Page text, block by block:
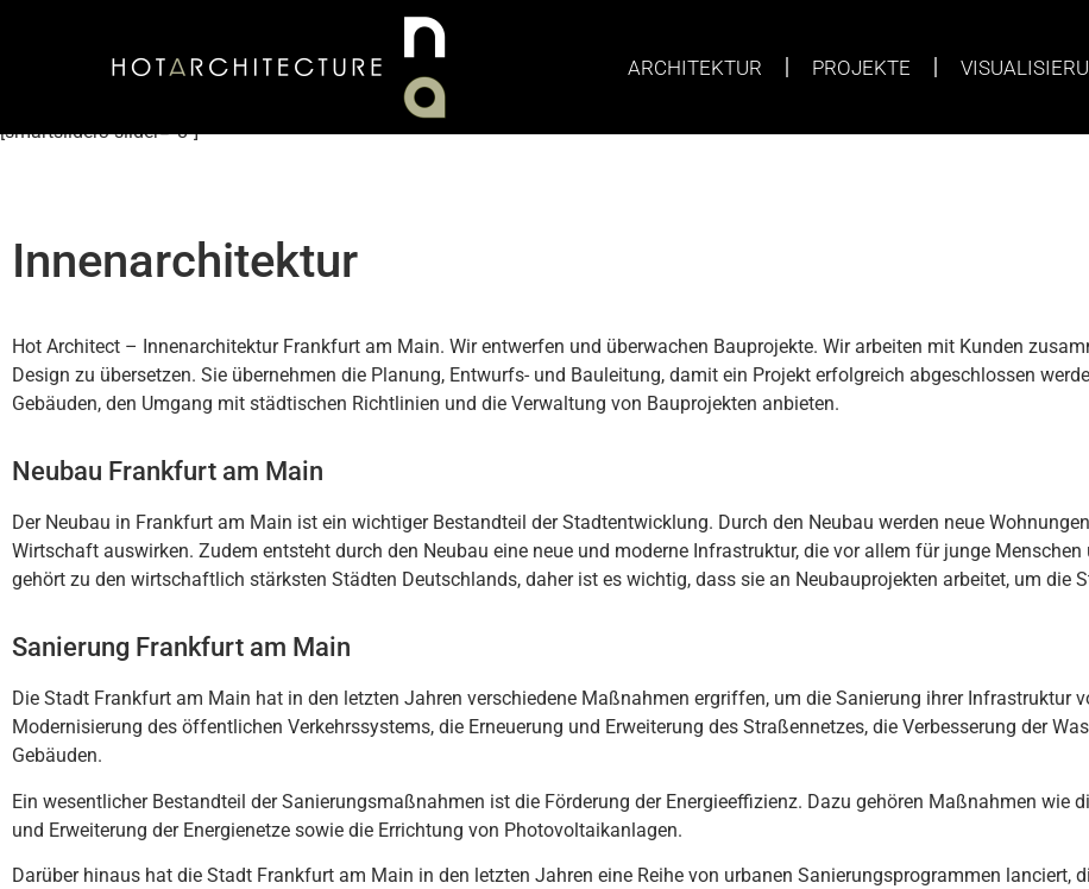
ARCHITEKTUR PROJEKTE
[smartslider3 slider=“8″]
Innenarchitektur
Hot Architect – Innenarchitektur Frankfurt am Main. Wir entwerfen und überwachen Bauprojekte. Wir arbeiten mit Kunden
Design zu übersetzen. Sie übernehmen die Planung, Entwurfs- und Bauleitung, damit ein Projekt erfolgreich abgeschlossen
Gebäuden, den Umgang mit städtischen Richtlinien und die Verwaltung von Bauprojekten anbieten.
Neubau Frankfurt am Main
Der Neubau in Frankfurt am Main ist ein wichtiger Bestandteil der Stadtentwicklung. Durch den Neubau werden neue
Wirtschaft auswirken. Zudem entsteht durch den Neubau eine neue und moderne Infrastruktur, die vor allem für junge
gehört zu den wirtschaftlich stärksten Städten Deutschlands, daher ist es wichtig, dass sie an Neubauprojekten arbeitet, um die
Sanierung Frankfurt am Main
Die Stadt Frankfurt am Main hat in den letzten Jahren verschiedene Maßnahmen ergriffen, um die Sanierung ihrerInfrastrukturv
Modernisierung des öffent lichen Verkehrssystems, die Erneuerung und Erweiterung des Straßennetzes, die Verbesserung derW
Gebäuden.
Ein wesentlicherBestandteil derSanierungsmaßnahmen ist die Förderung derEnergieeffizienz. Dazu gehören Maßnahmen wie
und Erweiterung derEnergienetze sowie die Errichtung von Photovoltaikanlagen.
Darüberhinaus hat die Stadt Frankfurt am Main in den letzten Jahren eine Reihe von urbanen Sanierungsprogrammen lanciert,